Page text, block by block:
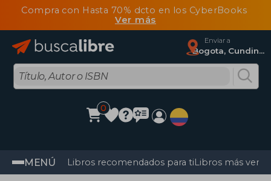
Compra con Hasta 70% dcto en los CyberBooks
Ver más
Enviar a
Bogota, Cundinamarca
0
MENÚ Libros recomendados para tiLibros más